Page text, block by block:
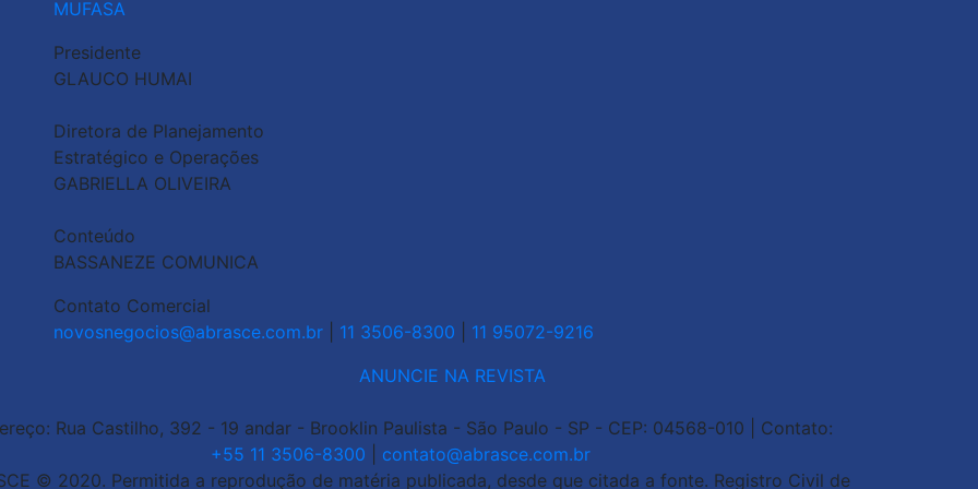
MUFASA
Presidente
GLAUCO HUMAI
Diretora de Planejamento
Estratégico e Operações
GABRIELLA OLIVEIRA
Conteúdo
BASSANEZE COMUNICA
Contato Comercial
novosnegocios@abrasce.com.br
11 3506-8300
11 95072-9216
ANUNCIE NA REVISTA
Rua Castilho, 392 - 19 andar - Brooklin Paulista - São Paulo - SP - CEP: 04568-010 | Contato:
+55 11 3506-8300
contato@abrasce.com.br
© 2020. Permitida a reprodução de matéria publicada, desde que citada a fonte. Registro Civil de